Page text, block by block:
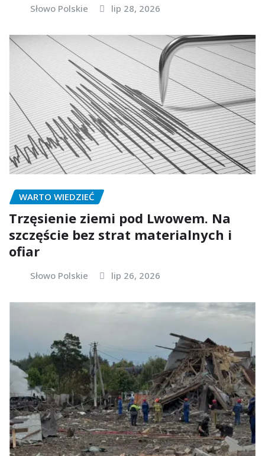
Słowo Polskie lip 28, 2026
WARTO WIEDZIEĆ
Trzęsienie ziemi pod Lwowem. Na
szczęście bez strat materialnych i
ofiar
Słowo Polskie lip 26, 2026